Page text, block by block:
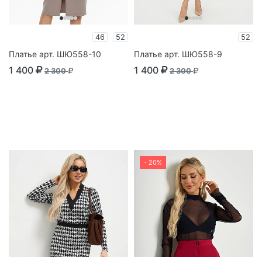
46 52
Платье арт. ШЮ558-10
1 400 2 300
52
Платье арт. ШЮ558-9
1 400 2 300
- 20%